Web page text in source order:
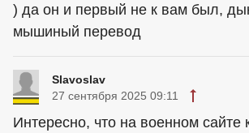
) да он и первый не к вам был,
мышиный перевод
Slavoslav
27 сентября 2025 09:11
Интересно, что на военном сайте